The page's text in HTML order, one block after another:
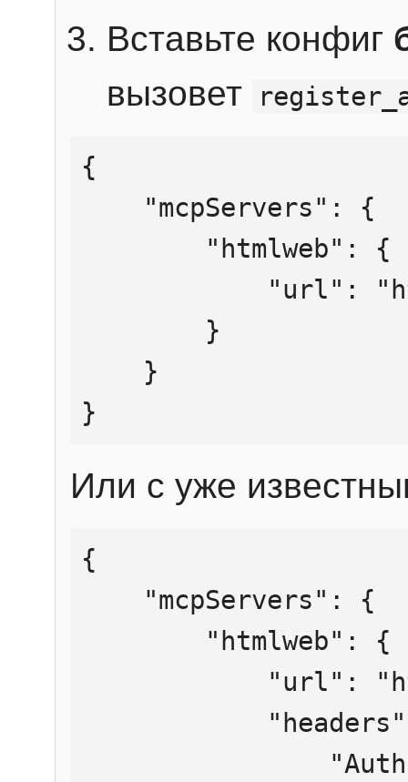
Вставьте конфиг
вызовет
{
}
Или с уже
{